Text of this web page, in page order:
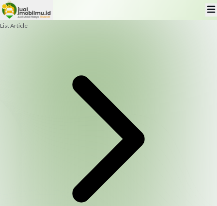
List Article